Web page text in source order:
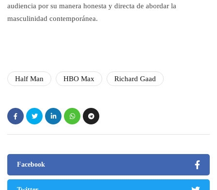
audiencia por su manera honesta y directa de abordar la
masculinidad contemporánea.
Half Man HBO Max Richard Gaad
Facebook